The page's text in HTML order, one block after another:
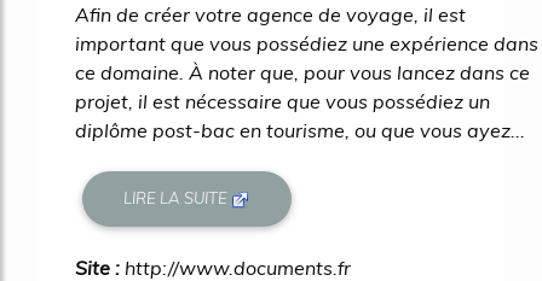
Afin de créer votre agence de voyage, il est
important que vous possédiez une expérience dans
ce domaine. À noter que, pour vous lancez dans ce
projet, il est nécessaire que vous possédiez un
diplôme post-bac en tourisme, ou que vous ayez...
LIRE LA SUITE
Site : http://www.documents.fr